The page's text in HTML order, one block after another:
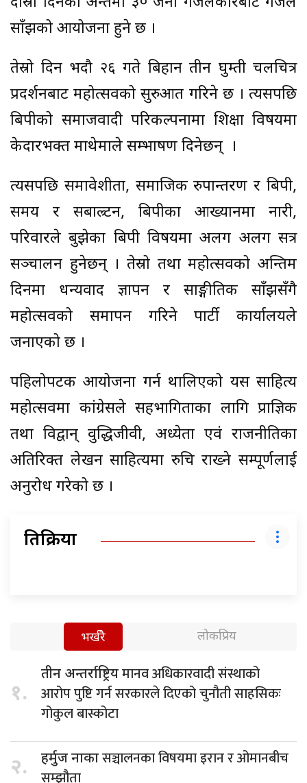
साँझको आयोजना हुने छ ।
तेस्रो दिन भदौ २६ गते बिहान तीन घुम्ती चलचित्र
प्रदर्शनबाट महोत्सवको सुरुआत गरिने छ । त्यसपछि
बिपीको समाजवादी परिकल्पनामा शिक्षा विषयमा
केदारभक्त माथेमाले सम्भाषण दिनेछन् ।
त्यसपछि समावेशीता, समाजिक रुपान्तरण र बिपी,
समय र सबाल्र्टन, बिपीका आख्यानमा नारी,
परिवारले बुझेका बिपी विषयमा अलग अलग सत्र
सञ्चालन हुनेछन् । तेस्रो तथा महोत्सवको अन्तिम
दिनमा धन्यवाद ज्ञापन र साङ्गीतिक साँझसँगै
महोत्सवको समापन गरिने पार्टी कार्यालयले
जनाएको छ ।
पहिलोपटक आयोजना गर्न थालिएको यस साहित्य
महोत्सवमा कांग्रेसले सहभागिताका लागि प्राज्ञिक
तथा विद्वान् वुद्धिजीवी, अध्येता एवं राजनीतिका
अतिरिक्त लेखन साहित्यमा रुचि राख्ने सम्पूर्णलाई
अनुरोध गरेको छ ।
प्रतिक्रिया
भर्खरै लोकप्रिय
१.
तीन अन्तर्राष्ट्रियमानव अधिकारवादी संस्थाको
आरोप पुष्टि गर्न सरकारले दिएको चुनौती साहसिकः
गोकुल बास्कोटा
२. हर्मुज नाकासञ्चालनका विषयमा इरान र ओमानबीच
सम्झौता